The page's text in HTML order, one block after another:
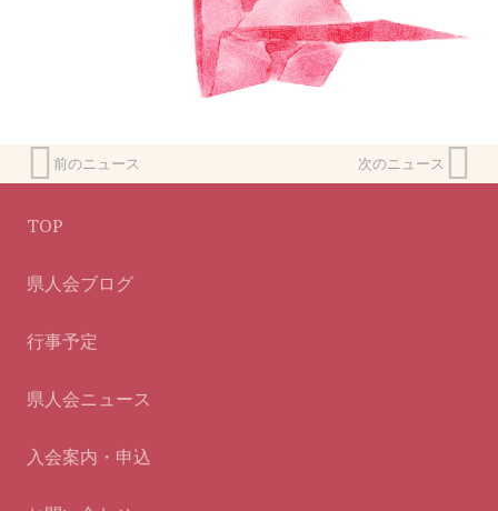
前のニュース 次のニュース
TOP
県人会ブログ
行事予定
県人会ニュース
入会案内・申込